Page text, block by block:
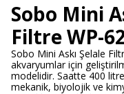
Sobo Mini
Filtre WP-
Sobo Mini Askı Şelale
akvaryumlar için
modelidir. Saatte 400
mekanik, biyolojik ve